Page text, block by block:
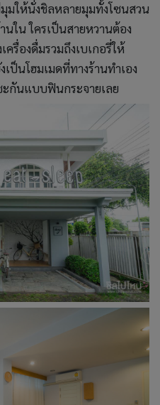
มให้นั่งชิลหลายมุมทั้งโซนสวน
ใน ใครเป็นสายหวานต้อง
รื่องดื่มรวมถึงเบเกอรี่ให้
ป็นโฮมเมดที่ทางร้านทำเอง
กันแบบฟินกระจายเลย